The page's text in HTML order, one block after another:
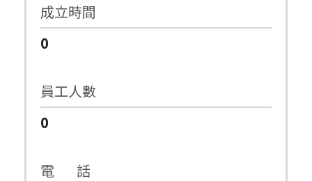
成立時間
0
員工人數
0
電 話